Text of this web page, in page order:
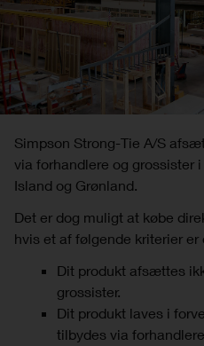
Simpson Strong-Tie A/S
via forhandlere og grossister
Island og Grønland.
Det er dog muligt at købe
hvis et af følgende kriterier er
Dit produkt afsættes
grossister.
Dit produkt laves i
tilbydes via